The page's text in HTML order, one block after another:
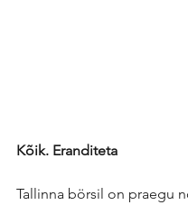
Kõik. Eranditeta
Tallinna börsil on praegu